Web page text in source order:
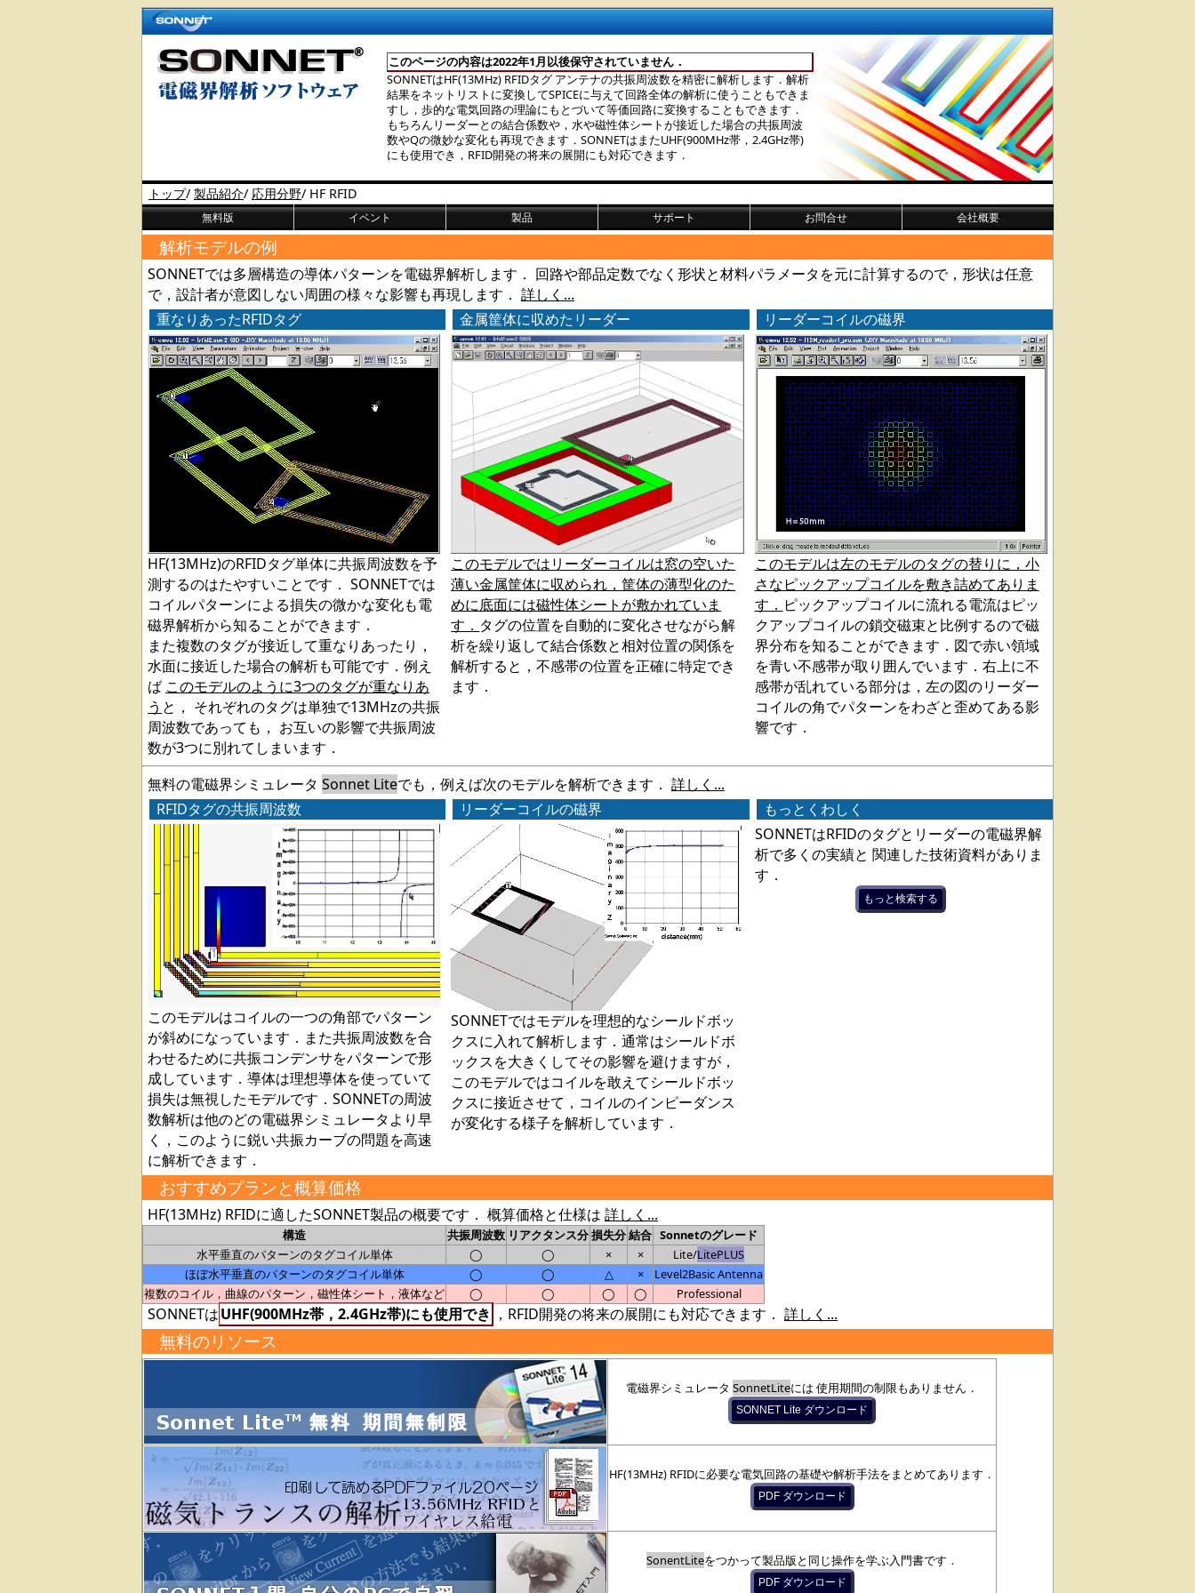
このページの内容は2022年1月以後保守されていません．
SONNETはHF(13MHz) RFIDタグ アンテナの共振周波数を精密に解析します．解析
結果をネットリストに変換してSPICEに与えて回路全体の解析に使うこともできま
すし，歩的な電気回路の理論にもとづいて等価回路に変換することもできます．
もちろんリーダーとの結合係数や，水や磁性体シートが接近した場合の共振周波
数やQの微妙な変化も再現できます．SONNETはまたUHF(900MHz帯，2.4GHz帯)
にも使用でき，RFID開発の将来の展開にも対応できます．
トップ/ 製品紹介/ 応用分野/ HF RFID
無料版 イベント 製品 サポート お問合せ 会社概要
解析モデルの例
SONNETでは多層構造の導体パターンを電磁界解析します． 回路や部品定数でなく形状と材料パラメータを元に計算するので，形状は任意
で，設計者が意図しない周囲の様々な影響も再現します． 詳しく...
重なりあったRFIDタグ
HF(13MHz)のRFIDタグ単体に共振周波数を予
測するのはたやすいことです． SONNETでは
コイルパターンによる損失の微かな変化も電
磁界解析から知ることができます．
また複数のタグが接近して重なりあったり，
水面に接近した場合の解析も可能です．例え
ば このモデルのように3つのタグが重なりあ
う と， それぞれのタグは単独で13MHzの共振
周波数であっても， お互いの影響で共振周波
数が3つに別れてしまいます．
金属筐体に収めたリーダー
このモデルではリーダーコイルは窓の空いた
薄い金属筐体に収められ，筐体の薄型化のた
めに底面には磁性体シートが敷かれていま
す． タグの位置を自動的に変化させながら解
析を繰り返して結合係数と相対位置の関係を
解析すると，不感帯の位置を正確に特定でき
ます．
リーダーコイルの磁界
このモデルは左のモデルのタグの替りに，小
さなピックアップコイルを敷き詰めてありま
す． ピックアップコイルに流れる電流はピッ
クアップコイルの鎖交磁束と比例するので磁
界分布を知ることができます．図で赤い領域
を青い不感帯が取り囲んでいます．右上に不
感帯が乱れている部分は，左の図のリーダー
コイルの角でパターンをわざと歪めてある影
響です．
無料の電磁界シミュレータ Sonnet Liteでも，例えば次のモデルを解析できます． 詳しく...
RFIDタグの共振周波数
このモデルはコイルの一つの角部でパターン
が斜めになっています．また共振周波数を合
わせるために共振コンデンサをパターンで形
成しています．導体は理想導体を使っていて
損失は無視したモデルです．SONNETの周波
数解析は他のどの電磁界シミュレータより早
く，このように鋭い共振カーブの問題を高速
に解析できます．
リーダーコイルの磁界
SONNETではモデルを理想的なシールドボッ
クスに入れて解析します．通常はシールドボ
ックスを大きくしてその影響を避けますが，
このモデルではコイルを敢えてシールドボッ
クスに接近させて，コイルのインピーダンス
が変化する様子を解析しています．
もっとくわしく
SONNETはRFIDのタグとリーダーの電磁界解
析で多くの実績と 関連した技術資料がありま
す．
おすすめプランと概算価格
HF(13MHz) RFIDに適したSONNET製品の概要です． 概算価格と仕様は 詳しく...
構造 共振周波数 リアクタンス分損失分結合 Sonnetのグレード
水平垂直のパターンのタグコイル単体
◯ ◯ × × Lite/LitePLUS
ほぼ水平垂直のパターンのタグコイル単体
◯ ◯ △ ×
Level2Basic Antenna
複数のコイル，曲線のパターン，磁性体シート，液体など
◯ ◯ ◯ ◯ Professional
SONNETはUHF(900MHz帯，2.4GHz帯)にも使用でき ，RFID開発の将来の展開にも対応できます． 詳しく...
無料のリソース
電磁界シミュレータ SonnetLiteには 使用期間の制限もありません．
HF(13MHz) RFIDに必要な電気回路の基礎や解析手法をまとめてあります．
SonentLiteをつかって製品版と同じ操作を学ぶ入門書です．